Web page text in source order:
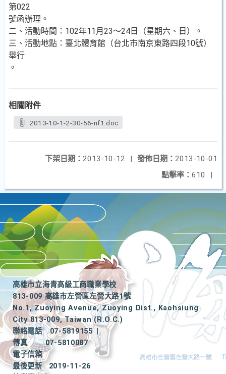
第022
號函辦理。
二、活動時間：102年11月23～24日（星期六、日）。
三、活動地點：臺北體育館（台北市南京東路四段10號）
舉行
。
相關附件
2013-10-1-2-30-56-nf1.doc
發佈日期： 2013-10-01
下架日期： 2013-10-12
|
點擊率： 610 |
高雄市立海青高級工商職業學校
813-009 高雄市左營區左營大路1號
No.1, Zuoying Avenue, Zuoying Dist., Kaohsiung
City 813-009, Taiwan (R.O.C.)
聯絡電話
07-5819155
|
傳真
07-5810087
電子信箱
最後更新
2019-11-26